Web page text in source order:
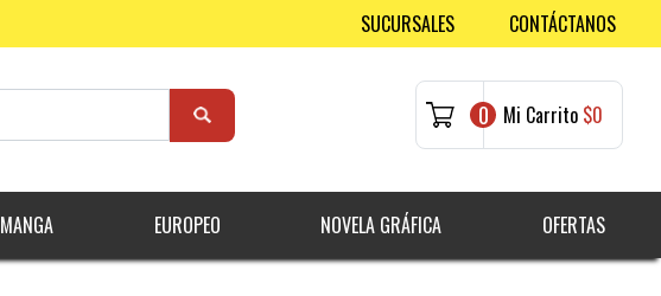
SUCURSALES CONTÁCTANOS
0 Mi Carrito $0
MANGA EUROPEO NOVELA GRÁFICA OFERTAS